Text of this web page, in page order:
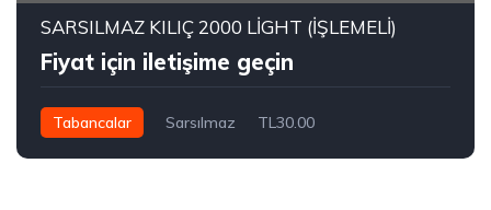
SARSILMAZ KILIÇ 2000 LİGHT (İŞLEMELİ)
Fiyat için iletişime geçin
Tabancalar Sarsılmaz TL30.00